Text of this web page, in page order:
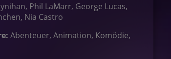
Phil LaMarr, George Lucas,
Nia Castro
Abenteuer, Animation, Komödie,